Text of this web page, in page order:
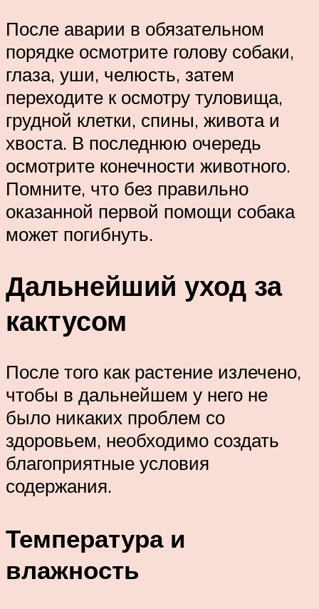
После аварии в обязательном
порядке осмотрите голову собаки,
глаза, уши, челюсть, затем
переходите к осмотру туловища,
грудной клетки, спины, живота и
хвоста. В последнюю очередь
осмотрите конечности животного.
Помните, что без правильно
оказанной первой помощи собака
может погибнуть.
Дальнейший уход за
кактусом
После того как растение излечено,
чтобы в дальнейшем у него не
было никаких проблем со
здоровьем, необходимо создать
благоприятные условия
содержания.
Температура и
влажность